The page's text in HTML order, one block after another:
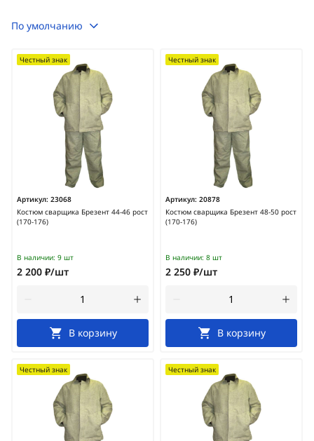
По умолчанию
Артикул: 23068
Костюм сварщика Брезент 44-46 рост
(170-176)
Честный знак
В наличии: 9 шт
2 200 ₽/шт
В корзину
Артикул: 20878
Костюм сварщика Брезент 48-50 рост
(170-176)
Честный знак
В наличии: 8 шт
2 250 ₽/шт
В корзину
Честный знак Честный знак